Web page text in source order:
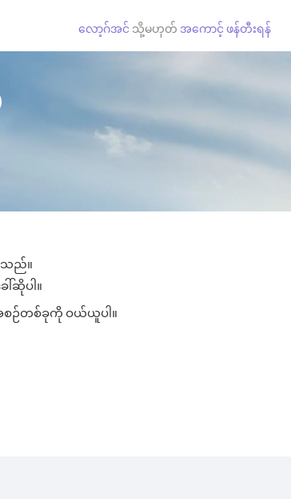
လော့ဂ်အင် သို့မဟုတ် အကောင့် ဖန်တီးရန်
သည်။
ဆိုပါ။
စဉ်တစ်ခုကို ဝယ်ယူပါ။